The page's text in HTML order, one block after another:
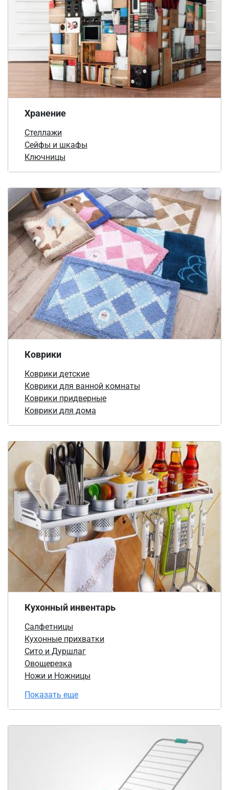
Хранение
Стеллажи
Сейфы и шкафы
Ключницы
Коврики
Коврики детские
Коврики для ванной комнаты
Коврики придверные
Коврики для дома
Кухонный инвентарь
Салфетницы
Кухонные прихватки
Сито и Дуршлаг
Овощерезка
Ножи и Ножницы
Показать еще